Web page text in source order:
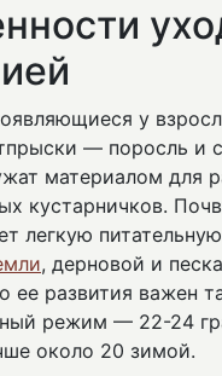
у
— поросль и
материалом для
кустарничков.
легкую
, дерновой и
ее развития важен
режим — 22-24
около 20 зимой.